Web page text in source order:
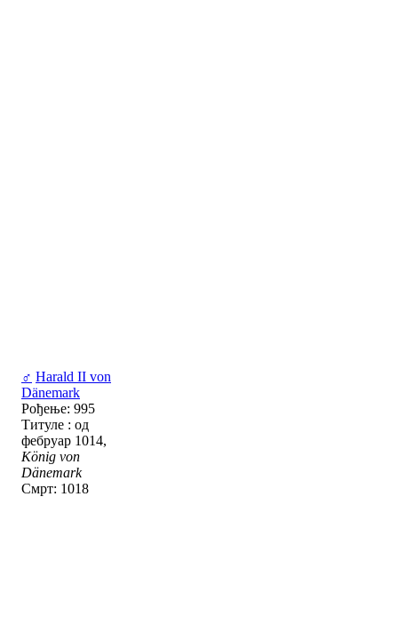
♂ Harald II von
Dänemark
Рођење: 995
Титуле : од
фебруар 1014,
König von
Dänemark
Смрт: 1018